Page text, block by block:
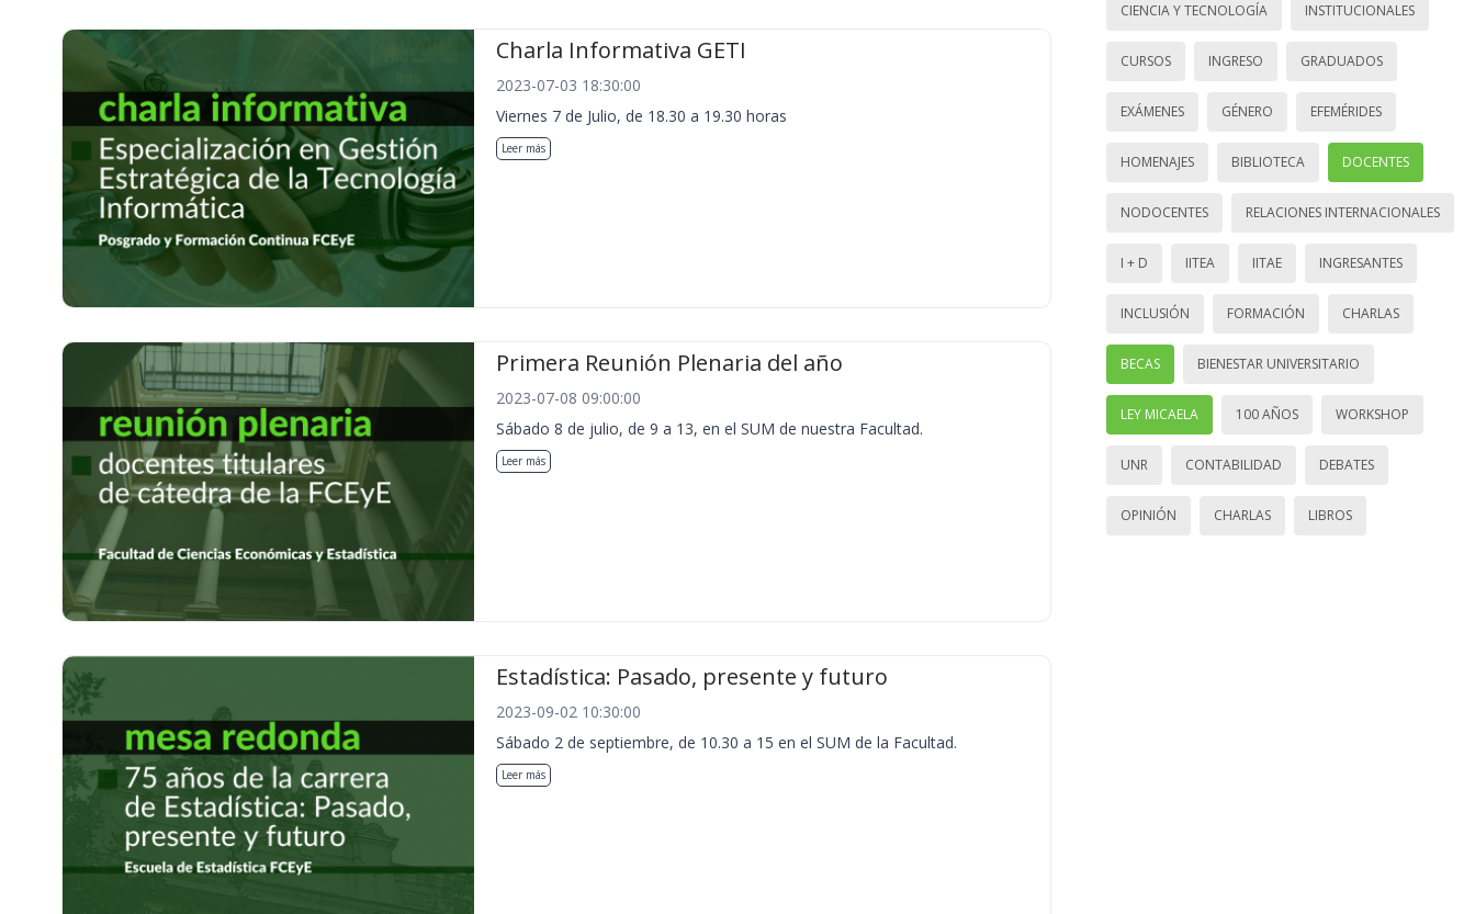
Charla Informativa GETI
2023-07-03 18:30:00
Viernes 7 de Julio, de 18.30 a 19.30 horas
Leer más
Primera Reunión Plenaria del año
2023-07-08 09:00:00
Sábado 8 de julio, de 9 a 13, en el SUM de nuestra Facultad.
Leer más
Estadística: Pasado, presente y futuro
2023-09-02 10:30:00
Sábado 2 de septiembre, de 10.30 a 15 en el SUM de la Facultad.
Leer más
CIENCIA Y TECNOLOGÍA INSTITUCIONALES
CURSOS INGRESO GRADUADOS
EXÁMENES GÉNERO EFEMÉRIDES
HOMENAJES BIBLIOTECA DOCENTES
NODOCENTES RELACIONES INTERNACIONALES
I + D IITEA IITAE INGRESANTES
INCLUSIÓN FORMACIÓN CHARLAS
BECAS BIENESTAR UNIVERSITARIO
LEY MICAELA 100 AÑOS WORKSHOP
UNR CONTABILIDAD DEBATES
OPINIÓN CHARLAS LIBROS